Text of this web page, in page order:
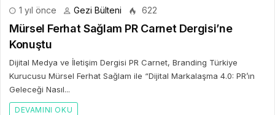
1 yıl önce Gezi Bülteni 622
Mürsel Ferhat Sağlam PR Carnet Dergisi’ne
Konuştu
Dijital Medya ve İletişim Dergisi PR Carnet, Branding Türkiye
Kurucusu Mürsel Ferhat Sağlam ile “Dijital Markalaşma 4.0: PR’ın
Geleceği Nasıl...
DEVAMINI OKU